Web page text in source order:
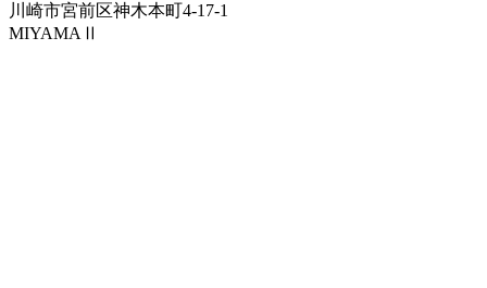
川崎市宮前区神木本町4-17-1
MIYAMAⅡ